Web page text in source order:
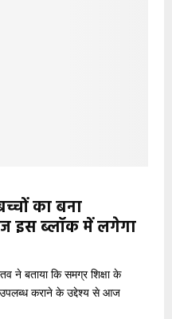
का बना
इस ब्लॉक में लगेगा
ने बताया कि समग्र शिक्षा के
उपलब्ध कराने के उद्देश्य से आज